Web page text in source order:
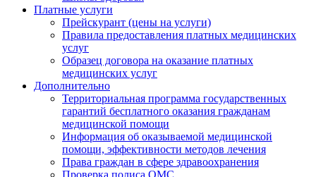
Платные услуги
Прейскурант (цены на услуги)
Правила предоставления платных медицинских
услуг
Образец договора на оказание платных
медицинских услуг
Дополнительно
Территориальная программа государственных
гарантий бесплатного оказания гражданам
медицинской помощи
Информация об оказываемой медицинской
помощи, эффективности методов лечения
Права граждан в сфере здравоохранения
Проверка полиса ОМС